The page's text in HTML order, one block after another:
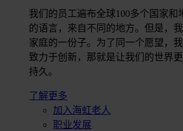
我们的员工遍布全球100多个国家和
的语言，来自不同的地方。但是，
家庭的一份子。为了同一个愿望，
致力于创新，那就是让我们的世界
持久。
了解更多
加入海虹老人
职业发展